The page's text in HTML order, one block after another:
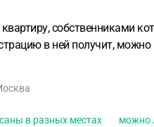
собственниками
в ней получит,
в разных местах можно